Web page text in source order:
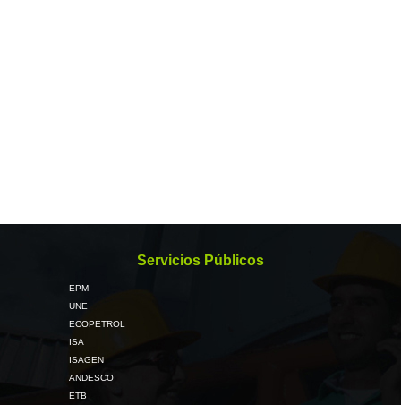
Servicios Públicos
EPM
UNE
ECOPETROL
ISA
ISAGEN
ANDESCO
ETB